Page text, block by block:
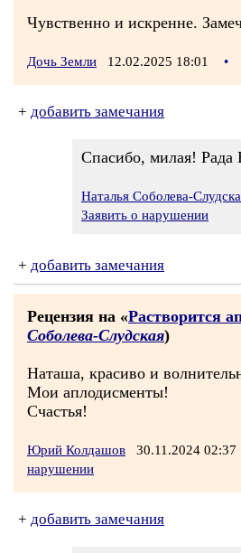
Чувственно и искренне.
Дочь Земли 12.02.2025 18:01 •
+ добавить замечания
Спасибо, милая! Рада
Наталья Соболева-
Заявить о нарушении
+ добавить замечания
Рецензия на «Растворится
Соболева-Слудская)
Наташа, красиво и
Мои аплодисменты!
Счастья!
Юрий Колдашов 30.11.2024 02:37
нарушении
+ добавить замечания